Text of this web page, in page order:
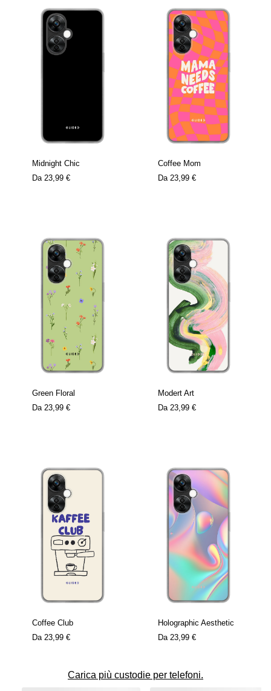
Midnight Chic
Da 23,99 €
Coffee Mom
Da 23,99 €
Green Floral
Da 23,99 €
Modert Art
Da 23,99 €
Coffee Club
Da 23,99 €
Holographic Aesthetic
Da 23,99 €
Carica più custodie per telefoni.